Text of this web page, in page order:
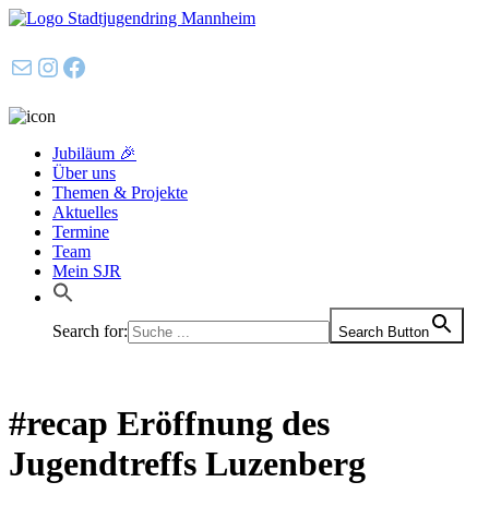
E-MailInstagram
Facebook
Jubiläum 🎉
Über uns
Themen & Projekte
Aktuelles
Termine
Team
Mein SJR
Search for: Search Button
#recap Eröffnung des
Jugendtreffs Luzenberg